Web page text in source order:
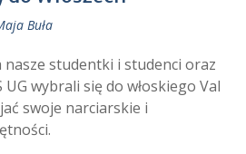
Buła
nasze studentki i studenci oraz
UG wybrali się do włoskiego Val
swoje narciarskie i